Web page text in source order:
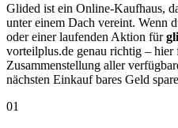
Glided ist ein Online-Kaufhaus,
unter einem Dach vereint. Wenn
oder einer laufenden Aktion für
vorteilplus.de genau richtig – hier
Zusammenstellung aller
nächsten Einkauf bares Geld
01